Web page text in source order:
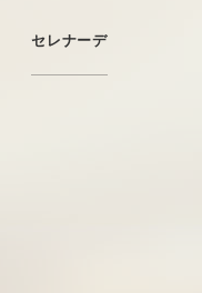
セレナーデ